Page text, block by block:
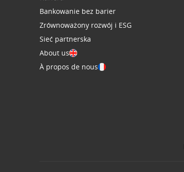
Bankowanie bez barier
Zrównoważony rozwój i ESG
Sieć partnerska
About us
À propos de nous